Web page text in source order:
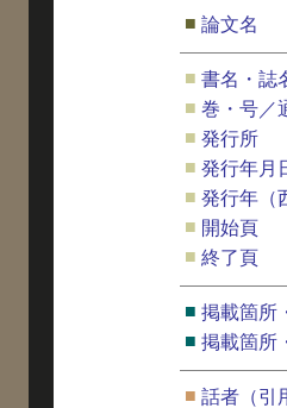
■ 論文名
■ 書名・誌
■ 巻・号／
■ 発行所
■ 発行年月
■ 発行年（
■ 開始頁
■ 終了頁
■ 掲載箇所
■ 掲載箇所
■ 話者（引